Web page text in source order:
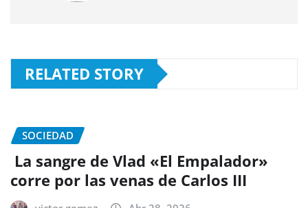
RELATED STORY
SOCIEDAD
La sangre de Vlad «El Empalador»
corre por las venas de Carlos III